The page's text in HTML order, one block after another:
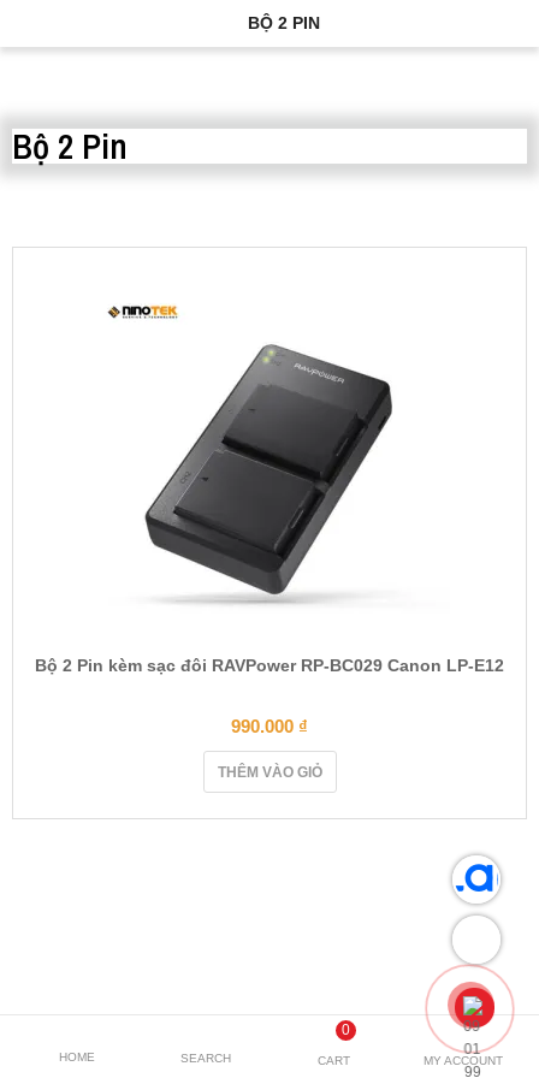
BỘ 2 PIN
Bộ 2 Pin
Bộ 2 Pin kèm sạc đôi RAVPower RP-BC029 Canon LP-E12
990.000 ₫
THÊM VÀO GIỎ
HOME SEARCH
0
CART MY ACCOUNT